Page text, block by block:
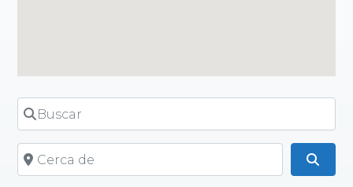
Buscar
Cerca de